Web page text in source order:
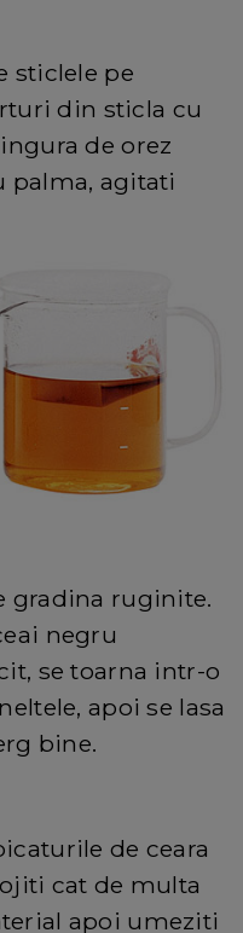
sticlele pe
din sticla cu
de orez
palma, agitati
gradina ruginite.
negru
se toarna intr-o
apoi se lasa
bine.
de ceara
cat de multa
apoi umeziti